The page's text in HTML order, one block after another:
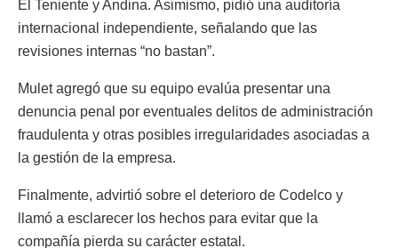
El Teniente y Andina. Asimismo, pidió una auditoría
internacional independiente, señalando que las
revisiones internas “no bastan”.
Mulet agregó que su equipo evalúa presentar una
denuncia penal por eventuales delitos de administración
fraudulenta y otras posibles irregularidades asociadas a
la gestión de la empresa.
Finalmente, advirtió sobre el deterioro de Codelco y
llamó a esclarecer los hechos para evitar que la
compañía pierda su carácter estatal.